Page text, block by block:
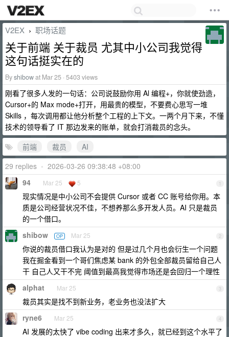
V2EX › 职场话题
关于前端 关于裁员 尤其中小公司我觉得
这句话挺实在的
Byshibowat Mar 25 · 5403 views
刚看了很多人发的一句话：公司说鼓励你用 Al 编程+，你就使劲造，
Cursor+的 Max mode+打开，用最贵的模型，不要费心思写一堆
Skills ，每次调用都让他分析整个工程的上下文。一两个月下来，不懂
技术的领导看了 IT 那边发来的账单，就会打消裁员的念头。
前端
裁员
AI
29 replies • 2026-03-26 09:38:48 +08:00
1
94 Mar 25 5
现实情况是中小公司不会提供 Cursor 或者 CC 账号给你用。本
质是公司经营状况不佳，不想养那么多开发人员。AI 只是裁员
的一个借口。
2
shibow OP Mar 25
你说的裁员借口我认为是对的 但是过几个月也会衍生一个问题
我在掘金看到一个哥们焦虑某 bank 的外包全部裁员留给自己人
干 自己人又干不完 阈值到最高我觉得市场还是会回归一个理性
3
alphat Mar 25
裁员其实是找不到新业务，老业务也没法扩大
4
ryne6 Mar 25
AI 发展的太快了 vibe coding 出来才多久，就已经到这个水平了